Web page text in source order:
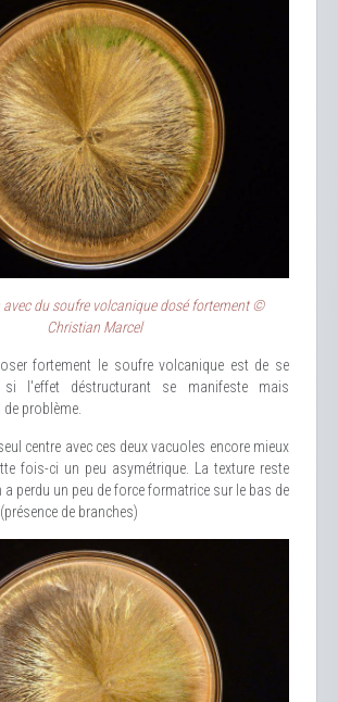
avec du soufre volcanique dosé fortement ©
Christian Marcel
fortement le soufre volcanique est de se
si l'effet déstructurant se manifeste mais
problème.
centre avec ces deux vacuoles encore mieux
fois-ci un peu asymétrique. La texture reste
a perdu un peu de force formatrice sur le bas de
de branches)